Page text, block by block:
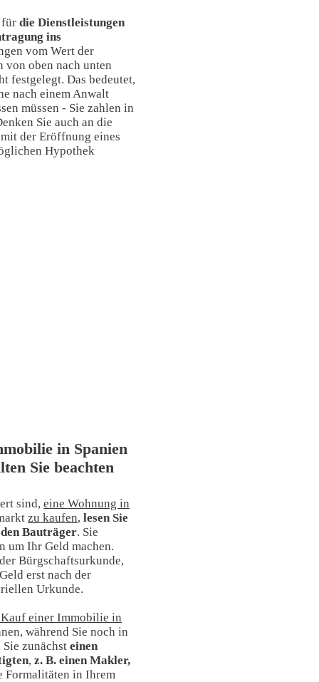
für die Dienstleistungen
ins
vom Wert der
von oben nach unten
festgelegt. Das bedeutet,
nach einem Anwalt
müssen - Sie zahlen in
Sie auch an die
der Eröffnung eines
Hypothek
in Spanien
Sie beachten
sind, eine Wohnung in
zu kaufen, lesen Sie
Bauträger. Sie
um Ihr Geld machen.
Bürgschaftsurkunde,
erst nach der
Urkunde.
einer Immobilie in
während Sie noch in
Sie zunächst einen
, z. B. einen Makler,
Formalitäten in Ihrem